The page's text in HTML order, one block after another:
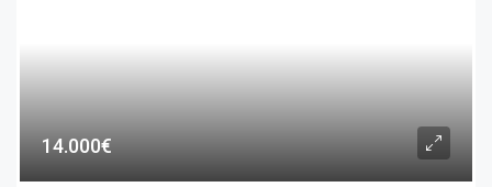
14.000€